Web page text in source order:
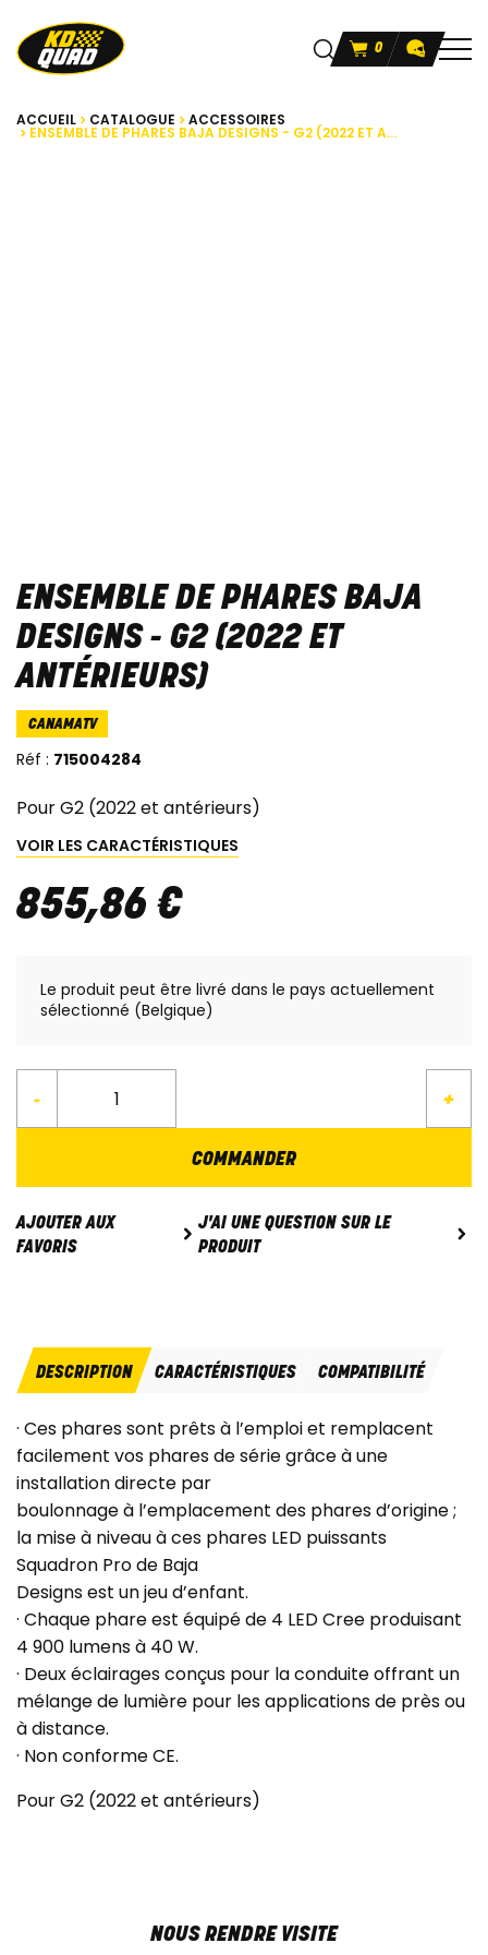
0
ACCUEIL CATALOGUE ACCESSOIRES
ENSEMBLE DE PHARES BAJA DESIGNS - G2 (2022 ET A...
ENSEMBLE DE PHARES BAJA
DESIGNS - G2 (2022 ET
ANTÉRIEURS)
CANAMATV
Réf : 715004284
Pour G2 (2022 et antérieurs)
VOIR LES CARACTÉRISTIQUES
855,86 €
Le produit peut être livré dans le pays actuellement
sélectionné (Belgique)
- +
COMMANDER
AJOUTER AUX
FAVORIS
J'AI UNE QUESTION SUR LE
PRODUIT
DESCRIPTION CARACTÉRISTIQUES COMPATIBILITÉ
· Ces phares sont prêts à l’emploi et remplacent
facilement vos phares de série grâce à une
installation directe par
boulonnage à l’emplacement des phares d’origine ;
la mise à niveau à ces phares LED puissants
Squadron Pro de Baja
Designs est un jeu d’enfant.
· Chaque phare est équipé de 4 LED Cree produisant
4 900 lumens à 40 W.
· Deux éclairages conçus pour la conduite offrant un
mélange de lumière pour les applications de près ou
à distance.
· Non conforme CE.
Pour G2 (2022 et antérieurs)
NOUS RENDRE VISITE